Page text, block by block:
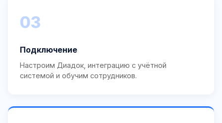
03
Подключение
Настроим Диадок, интеграцию с учётной
системой и обучим сотрудников.